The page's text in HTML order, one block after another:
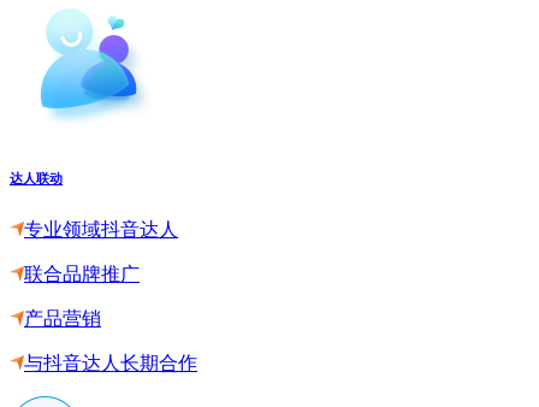
达人联动
专业领域抖音达人
联合品牌推广
产品营销
与抖音达人长期合作